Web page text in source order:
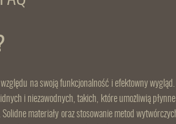
na swoją funkcjonalność i efektowny
i niezawodnych, takich, które umożliwią
materiały oraz stosowanie metod